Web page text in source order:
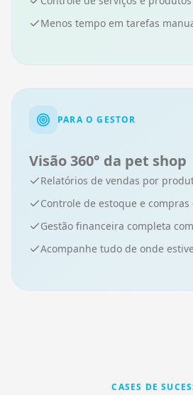
Menos tempo em tarefas
PARA O GESTOR
Visão 360° da pet shop
Relatórios de vendas por
Controle de estoque e
Gestão financeira completa com
Acompanhe tudo de onde
CASES DE